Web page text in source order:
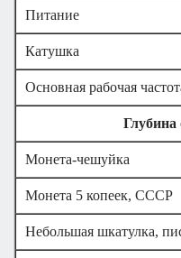
Питание
Катушка
Основная рабочая
Глубина
Монета-чешуйка
Монета 5 копеек, СССР
Небольшая шкатулка,